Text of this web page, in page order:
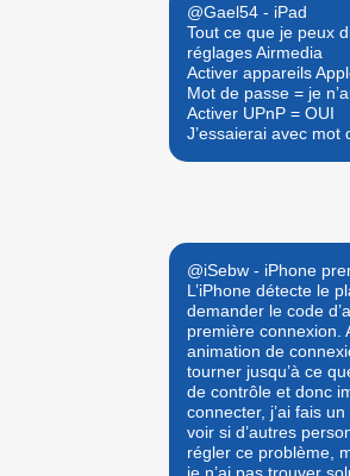
@Gael54 - iPad
Tout ce que je peux
réglages Airmedia
Activer appareils
Mot de passe = je
Activer UPnP = OUI
J’essaierai avec mot
@iSebw - iPhone
L’iPhone détecte le
demander le code
première connexion.
animation de
tourner jusqu’à ce
de contrôle et donc
connecter, j’ai fais
voir si d’autres
régler ce problème,
je n’ai pas trouver